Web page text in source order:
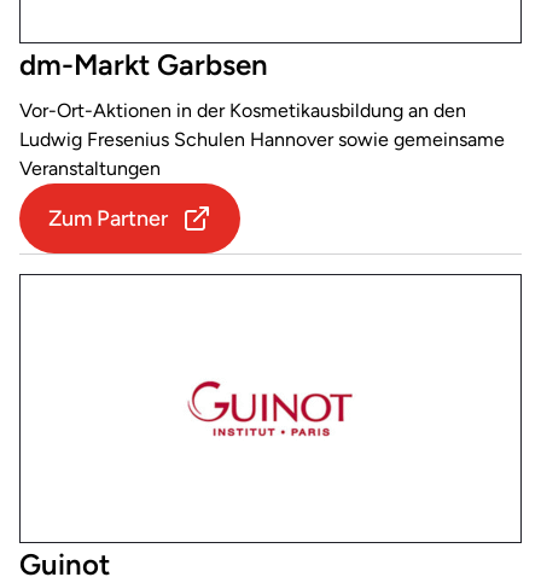
dm-Markt Garbsen
Vor-Ort-Aktionen in der Kosmetikausbildung an den
Ludwig Fresenius Schulen Hannover sowie gemeinsame
Veranstaltungen
Zum Partner
Guinot